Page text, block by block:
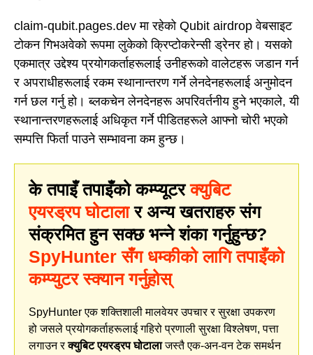
claim-qubit.pages.dev मा रहेको Qubit airdrop वेबसाइट
टोकन गिभअवेको रूपमा लुकेको क्रिप्टोकरेन्सी ड्रेनर हो। यसको
एकमात्र उद्देश्य प्रयोगकर्ताहरूलाई उनीहरूको वालेटहरू जडान गर्न
र अपराधीहरूलाई रकम स्थानान्तरण गर्ने लेनदेनहरूलाई अनुमोदन
गर्न छल गर्नु हो। ब्लकचेन लेनदेनहरू अपरिवर्तनीय हुने भएकाले, यी
स्थानान्तरणहरूलाई अधिकृत गर्ने पीडितहरूले आफ्नो चोरी भएको
सम्पत्ति फिर्ता पाउने सम्भावना कम हुन्छ।
के तपाइँ तपाइँको कम्प्यूटरक्युबिट
एयरड्रप घोटालार अन्य खतराहरु संग
संक्रमित हुन सक्छ भन्ने शंका गर्नुहुन्छ?
SpyHunter सँग धम्कीको लागि तपाइँको
कम्प्युटर स्क्यान गर्नुहोस्
SpyHunter एक शक्तिशाली मालवेयर उपचार र सुरक्षा उपकरण
हो जसले प्रयोगकर्ताहरूलाई गहिरो प्रणाली सुरक्षा विश्लेषण, पत्ता
लगाउन रक्युबिट एयरड्रप घोटालाजस्तै एक-अन-वन टेक समर्थन